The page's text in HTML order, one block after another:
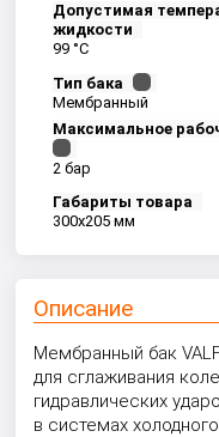
Допустимая
жидкости
99 °С
Тип бака
Мембранный
Максимальное
2 бар
Габариты товара
300x205 мм
Описание
Мембранный бак
для сглаживания
гидравлических
в системах